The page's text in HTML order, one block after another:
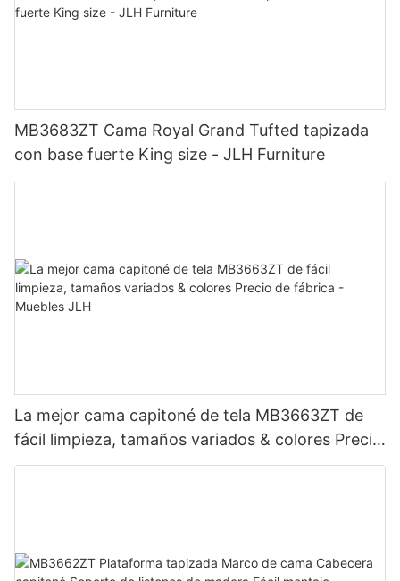
MB3683ZT Cama Royal Grand Tufted tapizada
con base fuerte King size - JLH Furniture
La mejor cama capitoné de tela MB3663ZT de
fácil limpieza, tamaños variados & colores Precio
de fábrica - Muebles JLH